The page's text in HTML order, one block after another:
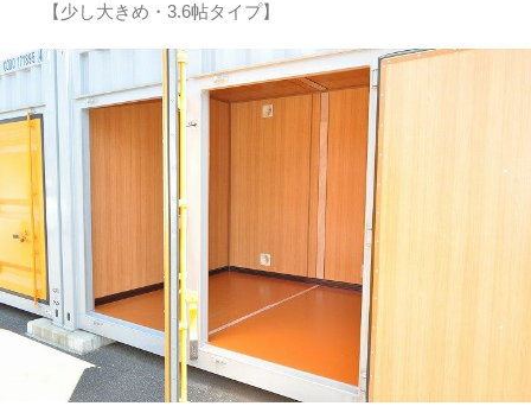
【少し大きめ・3.6帖タイプ】